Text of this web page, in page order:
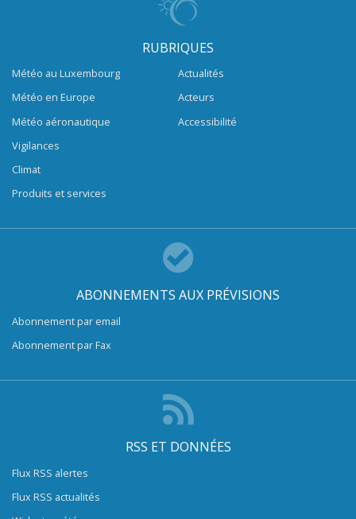
RUBRIQUES
Météo au Luxembourg
Météo en Europe
Météo aéronautique
Vigilances
Climat
Produits et services
Actualités
Acteurs
Accessibilité
ABONNEMENTS AUX PRÉVISIONS
Abonnement par email
Abonnement par Fax
RSS ET DONNÉES
Flux RSS alertes
Flux RSS actualités